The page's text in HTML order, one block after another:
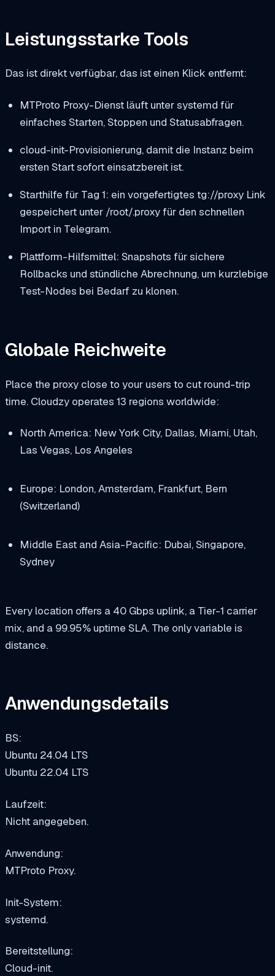
Leistungsstarke Tools
Das ist direkt verfügbar, das ist einen Klick entfernt:
MTProto Proxy-Dienst läuft unter systemd für
einfaches Starten, Stoppen und Statusabfragen.
cloud-init-Provisionierung, damit die Instanz beim
ersten Start sofort einsatzbereit ist.
Starthilfe für Tag 1: ein vorgefertigtes tg://proxyLink
gespeichert unter /root/.proxyfür den schnellen
Import in Telegram.
Plattform-Hilfsmittel: Snapshots für sichere
Rollbacks und stündliche Abrechnung, um kurzlebige
Test-Nodes bei Bedarf zu klonen.
Globale Reichweite
Place the proxy close to your users to cut round-trip
time. Cloudzy operates 13 regions worldwide:
North America: New York City, Dallas, Miami, Utah,
Las Vegas, Los Angeles
Europe: London, Amsterdam, Frankfurt, Bern
(Switzerland)
Middle East and Asia-Pacific: Dubai, Singapore,
Sydney
Every location offers a 40 Gbps uplink, a Tier-1 carrier
mix, and a 99.95% uptime SLA. The only variable is
distance.
Anwendungsdetails
BS:
Ubuntu 24.04 LTS
Ubuntu 22.04 LTS
Laufzeit:
Nicht angegeben.
Anwendung:
MTProto Proxy.
Init-System:
systemd.
Bereitstellung:
Cloud-init.